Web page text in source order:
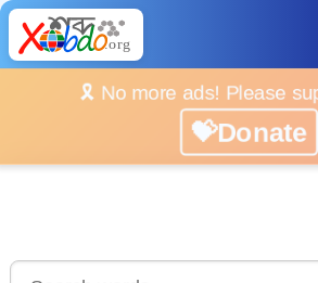
🎗️ No more ads! Please
💝Donate